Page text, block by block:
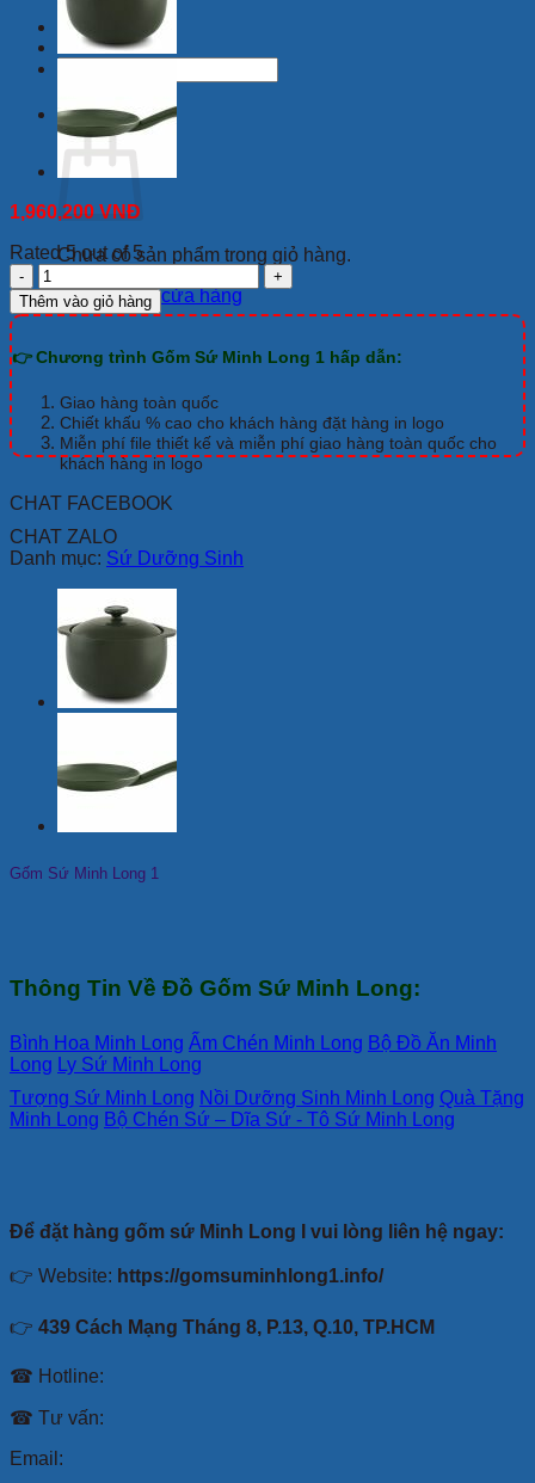
Giỏ hàng
Chưa có sản phẩm trong giỏ hàng.
Quay trở lại cửa hàng
1,960,200 VNĐ
Rated 5 out of 5
Chảo
nướng
dưỡng
34cm
nắp
có
lỗ
Thêm vào giỏ hàng
👉 Chương trình Gốm Sứ Minh Long 1 hấp dẫn:
Giao hàng toàn quốc
Chiết khấu % cao cho khách hàng đặt hàng in logo
Miễn phí file thiết kế và miễn phí giao hàng toàn quốc cho
khách hàng in logo
CHAT FACEBOOK
CHAT ZALO
Danh mục: Sứ Dưỡng Sinh
Gốm Sứ Minh Long 1
Thông Tin Về Đồ Gốm Sứ Minh Long:
Bình Hoa Minh Long Ấm Chén Minh Long Bộ Đồ Ăn Minh
Long
Ly Sứ Minh Long
Tượng Sứ Minh Long Nồi Dưỡng Sinh Minh Long Quà Tặng
Minh Long Bộ Chén Sứ – Dĩa Sứ - Tô Sứ Minh Long
Để đặt hàng gốm sứ Minh Long I vui lòng liên hệ ngay:
👉 Website: https://gomsuminhlong1.info/
👉 439 Cách Mạng Tháng 8, P.13, Q.10, TP.HCM
☎ Hotline:
☎ Tư vấn:
Email: